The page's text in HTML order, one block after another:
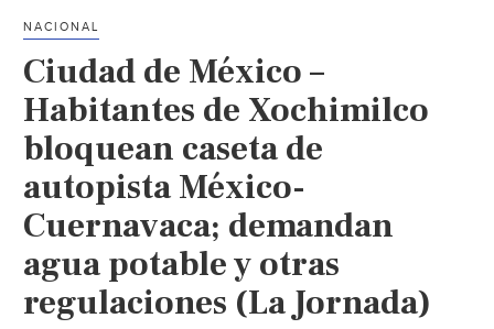
por
más
sin
potable
(El
NACIONAL
Ciudad de México –
Habitantes de Xochimilco
bloquean caseta de
autopista México-
Cuernavaca; demandan
agua potable y otras
regulaciones (La Jornada)